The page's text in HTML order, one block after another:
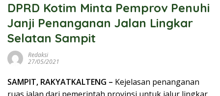
DPRD Kotim Minta Pemprov Penuhi
Janji Penanganan Jalan Lingkar
Selatan Sampit
Redaksi
27/05/2021
SAMPIT, RAKYATKALTENG – Kejelasan penanganan